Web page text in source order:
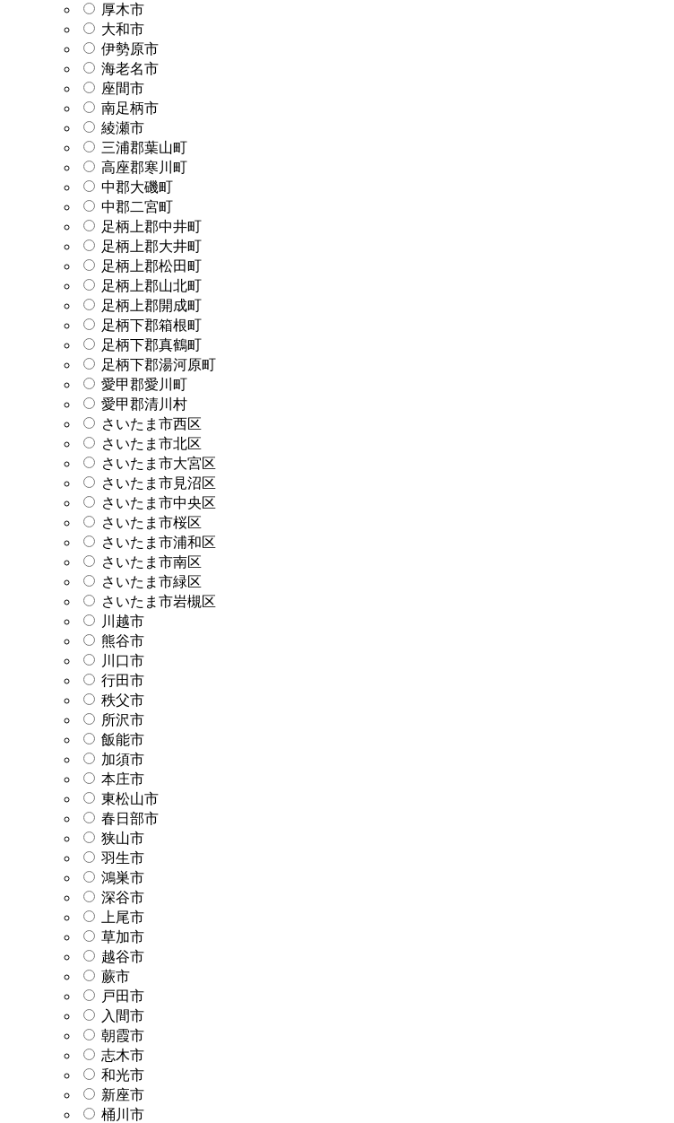
厚木市
大和市
伊勢原市
海老名市
座間市
南足柄市
綾瀬市
三浦郡葉山町
高座郡寒川町
中郡大磯町
中郡二宮町
足柄上郡中井町
足柄上郡大井町
足柄上郡松田町
足柄上郡山北町
足柄上郡開成町
足柄下郡箱根町
足柄下郡真鶴町
足柄下郡湯河原町
愛甲郡愛川町
愛甲郡清川村
さいたま市西区
さいたま市北区
さいたま市大宮区
さいたま市見沼区
さいたま市中央区
さいたま市桜区
さいたま市浦和区
さいたま市南区
さいたま市緑区
さいたま市岩槻区
川越市
熊谷市
川口市
行田市
秩父市
所沢市
飯能市
加須市
本庄市
東松山市
春日部市
狭山市
羽生市
鴻巣市
深谷市
上尾市
草加市
越谷市
蕨市
戸田市
入間市
朝霞市
志木市
和光市
新座市
桶川市